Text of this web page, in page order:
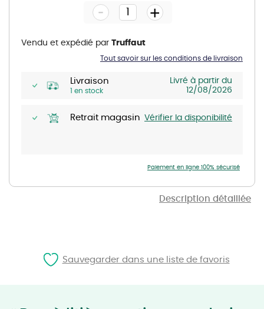
Description détaillée
gallery
Livraison
1 en stock
Livré à partir du
12/08/2026
Retrait magasin Vérifier la disponibilité
- +
Tout savoir sur les conditions de livraison
Vendu et expédié par Truffaut
Paiement en ligne 100% sécurisé
Sauvegarder dans une liste de favoris